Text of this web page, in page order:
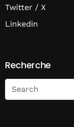
Twitter / X
Linkedin
Recherche
Search
on
Economie